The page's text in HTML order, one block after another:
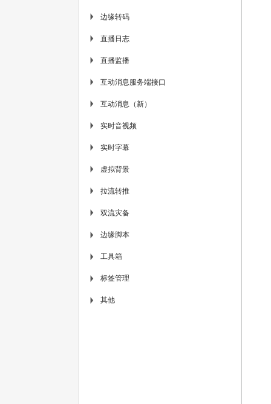
▶ 边缘转码
▶ 直播日志
▶ 直播监播
▶ 互动消息服务端接口
▶ 互动消息（新）
▶ 实时音视频
▶ 实时字幕
▶ 虚拟背景
▶ 拉流转推
▶ 双流灾备
▶ 边缘脚本
▶ 工具箱
▶ 标签管理
▶ 其他